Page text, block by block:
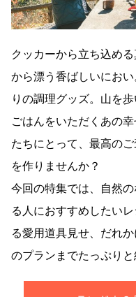
クッカーから立ち込め
から漂う香ばしいにお
りの調理グッズ。山を
ごはんをいただくあの
たちにとって、最高の
を作りませんか？
今回の特集では、自然
る人におすすめしたい
る愛用道具見せ、だれ
のプランまでたっぷりと